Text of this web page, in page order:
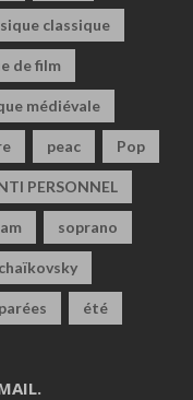
classique
de film
médiévale
peac Pop
PERSONNEL
soprano
été